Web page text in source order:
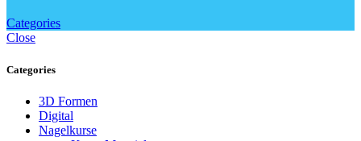
Categories
Close
Categories
3D Formen
Digital
Nagelkurse